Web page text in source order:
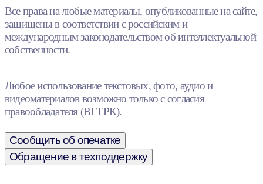
Все права на любые материалы, опубликованные на сайте,
защищены в соответствии с российским и
международным законодательством об интеллектуальной
собственности.
Любое использование текстовых, фото, аудио и
видеоматериалов возможно только с согласия
правообладателя (ВГТРК).
Сообщить об опечатке
Обращение в техподдержку